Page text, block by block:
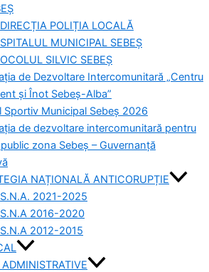
DIRECȚIA POLIȚIA LOCALĂ
SPITALUL MUNICIPAL SEBEȘ
OCOLUL SILVIC SEBEȘ
de Dezvoltare Intercomunitară „Centru
și Înot Sebeș-Alba”
Sportiv Municipal Sebeș 2026
de dezvoltare intercomunitară pentru
zona Sebeș – Guvernanță
NAȚIONALĂ ANTICORUPȚIE
S.N.A. 2021-2025
S.N.A 2016-2020
S.N.A 2012-2015